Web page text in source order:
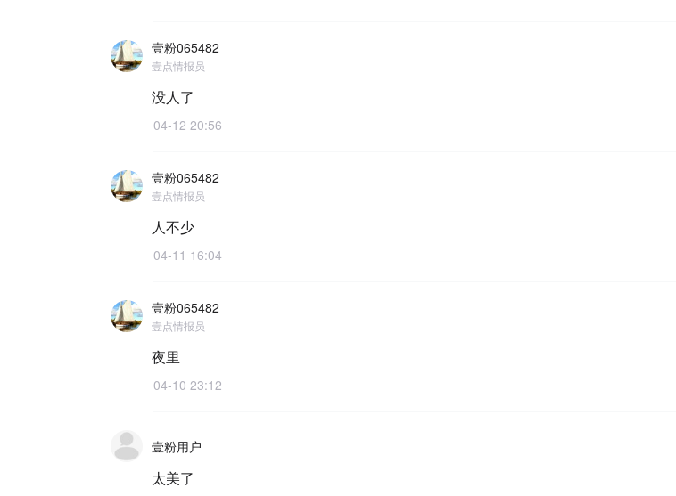
壹粉065482
壹点情报员
没人了
04-12 20:56
壹粉065482
壹点情报员
人不少
04-11 16:04
壹粉065482
壹点情报员
夜里
04-10 23:12
壹粉用户
太美了